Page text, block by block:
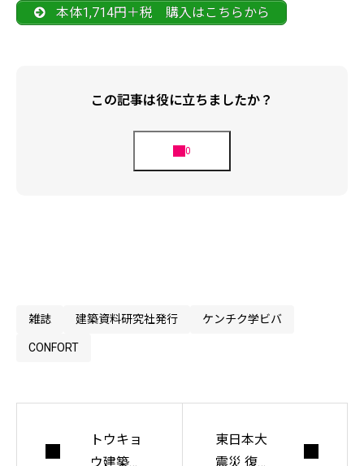
本体1,714円＋税 購入はこちらから
この記事は役に立ちましたか？
雑誌 建築資料研究社発行 ケンチク学ビバ
CONFORT
トウキョ
ウ建築コ
東日本大
震災 復興